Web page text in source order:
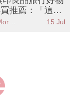
推薦：「這神
李秒增50%空
15 Jul